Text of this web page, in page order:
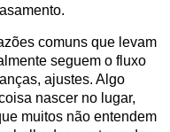
comuns que levam
seguem o fluxo
ajustes. Algo
nascer no lugar,
muitos não entendem